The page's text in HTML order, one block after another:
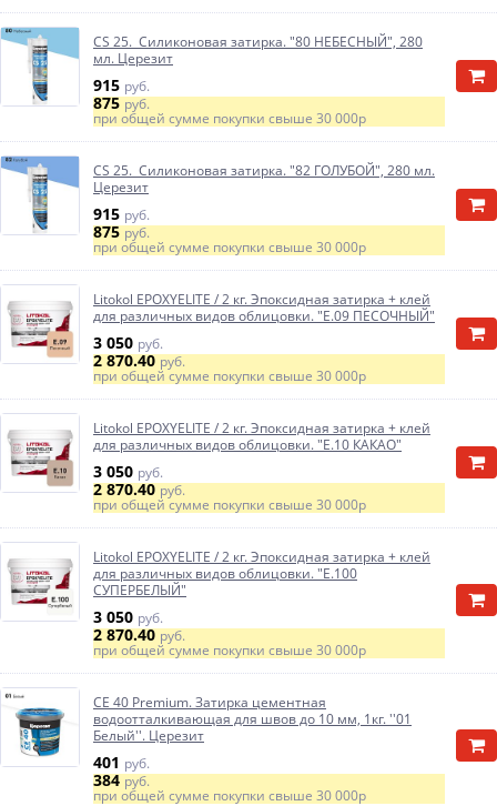
CS 25. Силиконовая затирка. "80 НЕБЕСНЫЙ", 280
мл. Церезит
915 руб.
875руб.
при общей сумме покупки свыше 30 000р
CS 25. Силиконовая затирка. "82 ГОЛУБОЙ", 280 мл.
Церезит
915 руб.
875руб.
при общей сумме покупки свыше 30 000р
Litokol EPOXYELITE / 2 кг. Эпоксидная затирка + клей
для различных видов облицовки. "E.09 ПЕСОЧНЫЙ"
3 050 руб.
2 870.40руб.
при общей сумме покупки свыше 30 000р
Litokol EPOXYELITE / 2 кг. Эпоксидная затирка + клей
для различных видов облицовки. "E.10 КАКАО"
3 050 руб.
2 870.40руб.
при общей сумме покупки свыше 30 000р
Litokol EPOXYELITE / 2 кг. Эпоксидная затирка + клей
для различных видов облицовки. "E.100
СУПЕРБЕЛЫЙ"
3 050 руб.
2 870.40руб.
при общей сумме покупки свыше 30 000р
CE 40 Premium. Затирка цементная
водоотталкивающая для швов до 10 мм, 1кг. ''01
Белый''. Церезит
401 руб.
384руб.
при общей сумме покупки свыше 30 000р